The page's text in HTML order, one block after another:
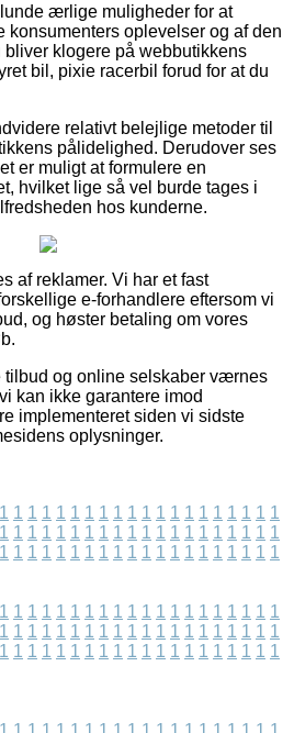
ærlige muligheder for at
konsumenters oplevelser og af den
bliver klogere på webbutikkens
bil, pixie racerbil forud for at du
relativt belejlige metoder til
pålidelighed. Derudover ses
er muligt at formulere en
hvilket lige så vel burde tages i
hos kunderne.
af reklamer. Vi har et fast
e-forhandlere eftersom vi
og høster betaling om vores
og online selskaber værnes
kan ikke garantere imod
implementeret siden vi sidste
oplysninger.
1 1 1 1 1 1 1 1 1 1 1 1 1 1 1 1 1 1 1 1
1 1 1 1 1 1 1 1 1 1 1 1 1 1 1 1 1 1 1 1
1 1 1 1 1 1 1 1 1 1 1 1 1 1 1 1 1 1 1 1
1 1 1 1 1 1 1 1 1 1 1 1 1 1 1 1 1 1 1 1
1 1 1 1 1 1 1 1 1 1 1 1 1 1 1 1 1 1 1 1
1 1 1 1 1 1 1 1 1 1 1 1 1 1 1 1 1 1 1 1